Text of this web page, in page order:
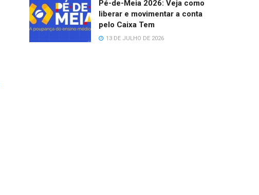
Pé-de-Meia 2026: Veja como
liberar e movimentar a conta
pelo Caixa Tem
13 DE JULHO DE 2026